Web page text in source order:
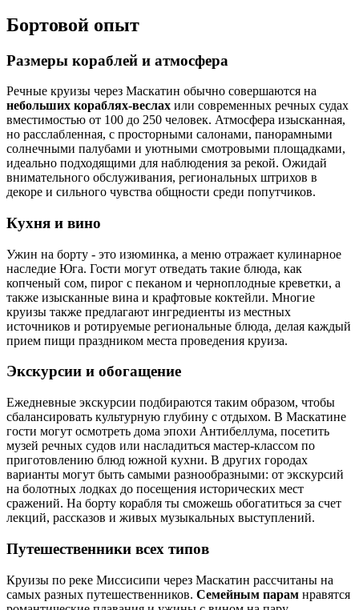
Бортовой опыт
Размеры кораблей и атмосфера
Речные круизы через Маскатин обычно совершаются на
небольших кораблях-веслах или современных речных судах
вместимостью от 100 до 250 человек. Атмосфера изысканная,
но расслабленная, с просторными салонами, панорамными
солнечными палубами и уютными смотровыми площадками,
идеально подходящими для наблюдения за рекой. Ожидай
внимательного обслуживания, региональных штрихов в
декоре и сильного чувства общности среди попутчиков.
Кухня и вино
Ужин на борту - это изюминка, а меню отражает кулинарное
наследие Юга. Гости могут отведать такие блюда, как
копченый сом, пирог с пеканом и черноплодные креветки, а
также изысканные вина и крафтовые коктейли. Многие
круизы также предлагают ингредиенты из местных
источников и ротируемые региональные блюда, делая каждый
прием пищи праздником места проведения круиза.
Экскурсии и обогащение
Ежедневные экскурсии подбираются таким образом, чтобы
сбалансировать культурную глубину с отдыхом. В Маскатине
гости могут осмотреть дома эпохи Антибеллума, посетить
музей речных судов или насладиться мастер-классом по
приготовлению блюд южной кухни. В других городах
варианты могут быть самыми разнообразными: от экскурсий
на болотных лодках до посещения исторических мест
сражений. На борту корабля ты сможешь обогатиться за счет
лекций, рассказов и живых музыкальных выступлений.
Путешественники всех типов
Круизы по реке Миссисипи через Маскатин рассчитаны на
самых разных путешественников. Семейным парам нравятся